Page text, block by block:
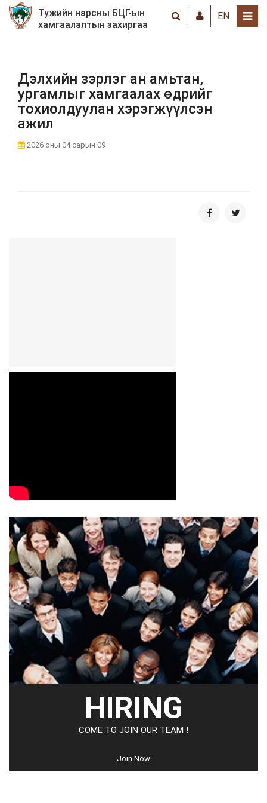
Тужийн нарсны БЦГ-ын
хамгаалалтын захиргаа
EN
Дэлхийн зэрлэг ан амьтан,
ургамлыг хамгаалах өдрийг
тохиолдуулан хэрэгжүүлсэн
ажил
2026 оны 04 сарын 09
HIRING
COME TO JOIN OUR TEAM !
Join Now